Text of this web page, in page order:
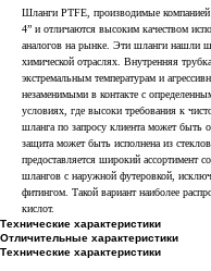
Шланги PTFE, производимые
4” и отличаются высоким качеством
аналогов на рынке. Эти шланги нашли
химической отраслях. Внутренняя
экстремальным температурам и
незаменимыми в контакте с
условиях, где высоки требования к
шланга по запросу клиента может быть
защита может быть исполнена из
предоставляется широкий ассортимент
шлангов с наружной футеровкой,
фитингом. Такой вариант наиболее
кислот.
Технические характеристики
Отличительные характеристики
Технические характеристики